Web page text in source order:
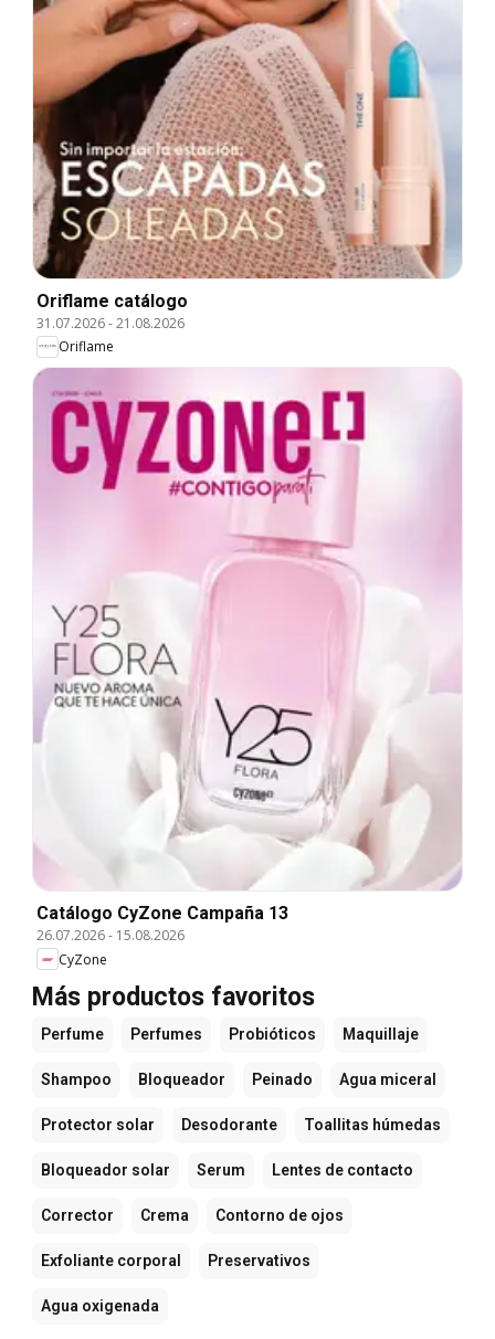
Oriflame catálogo
31.07.2026-21.08.2026
Oriflame
Catálogo CyZone Campaña 13
26.07.2026- 15.08.2026
CyZone
Más productos favoritos
Perfume Perfumes Probióticos Maquillaje
Shampoo Bloqueador Peinado Agua miceral
Protector solar Desodorante Toallitas húmedas
Bloqueador solar Serum Lentes de contacto
Corrector Crema Contorno de ojos
Exfoliante corporal Preservativos
Agua oxigenada